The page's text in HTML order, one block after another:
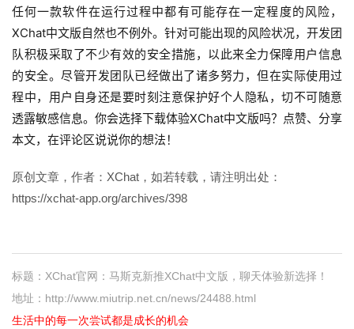
任何一款软件在运行过程中都有可能存在一定程度的风险，
XChat中文版自然也不例外。针对可能出现的风险状况，开发团
队积极采取了不少有效的安全措施，以此来全力保障用户信息
的安全。尽管开发团队已经做出了诸多努力，但在实际使用过
程中，用户自身还是要时刻注意保护好个人隐私，切不可随意
透露敏感信息。你会选择下载体验XChat中文版吗？点赞、分享
本文，在评论区说说你的想法！
原创文章，作者：XChat，如若转载，请注明出处：
https://xchat-app.org/archives/398
标题：XChat官网：马斯克新推XChat中文版，聊天体验新选择！
地址：http://www.miutrip.net.cn/news/24488.html
生活中的每一次尝试都是成长的机会